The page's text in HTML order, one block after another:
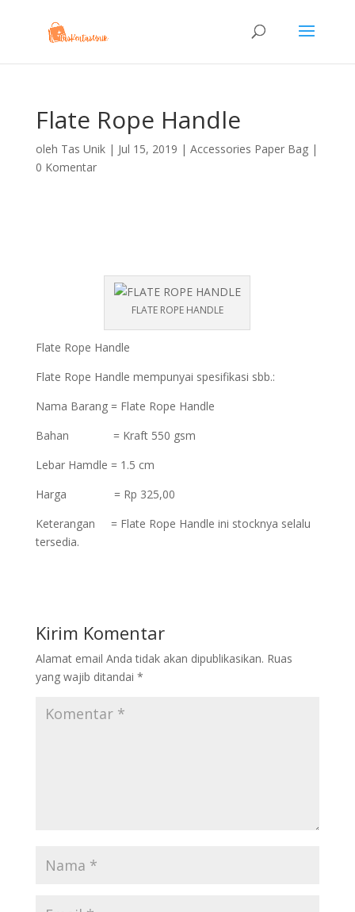
Flate Rope Handle
oleh Tas Unik| Jul 15, 2019 | Accessories Paper Bag|
0 Komentar
FLATE ROPE HANDLE
Flate Rope Handle
Flate Rope Handle mempunyai spesifikasi sbb.:
Nama Barang = Flate Rope Handle
Bahan = Kraft 550 gsm
Lebar Hamdle = 1.5 cm
Harga = Rp 325,00
Keterangan = Flate Rope Handle ini stocknya selalu
tersedia.
Kirim Komentar
Alamat email Anda tidak akan dipublikasikan. Ruas
yang wajib ditandai *